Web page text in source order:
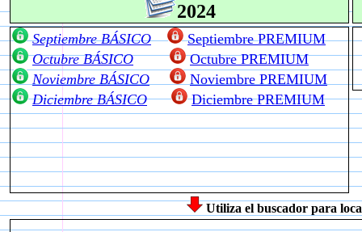
2024
Septiembre BÁSICO
Septiembre PREMIUM
Octubre BÁSICO
Octubre PREMIUM
Noviembre BÁSICO
Noviembre PREMIUM
Diciembre BÁSICO
Diciembre PREMIUM
Utiliza el buscador para